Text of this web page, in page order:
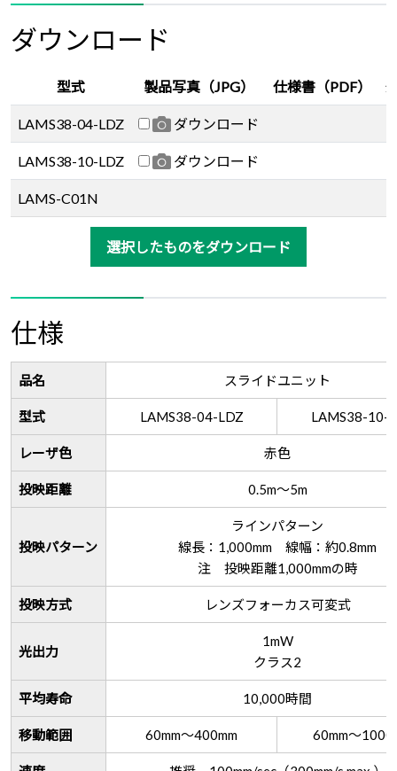
ダウンロード
型式 製品写真（JPG） 仕様書（PDF）
LAMS38-04-LDZ ダウンロード
LAMS38-10-LDZ ダウンロード
LAMS-C01N
選択したものをダウンロード
仕様
品名 スライドユニット
型式 LAMS38-04-LDZ LAMS38-10-
レーザ色 赤色
投映距離 0.5m〜5m
投映パターン
ラインパターン
線長：1,000mm 線幅：約0.8mm
注 投映距離1,000mmの時
投映方式 レンズフォーカス可変式
光出力
1mW
クラス2
平均寿命 10,000時間
移動範囲 60mm～400mm 60mm～